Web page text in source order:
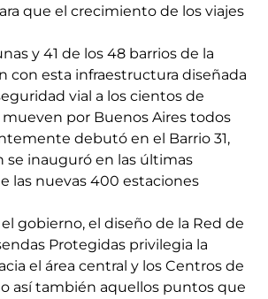
que el crecimiento de los viajes
y 41 de los 48 barrios de la
con esta infraestructura diseñada
vial a los cientos de
por Buenos Aires todos
debutó en el Barrio 31,
inauguró en las últimas
las nuevas 400 estaciones
gobierno, el diseño de la Red de
Protegidas privilegia la
el área central y los Centros de
así también aquellos puntos que